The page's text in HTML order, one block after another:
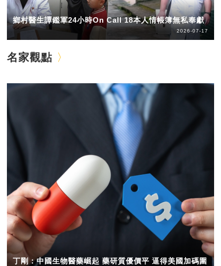
鄉村醫生譚鑑軍24小時On Call 18本人情帳簿無私奉獻
2026-07-17
名家觀點
丁剛：中國生物醫藥崛起 藥研質優價平 逼得美國加碼圍